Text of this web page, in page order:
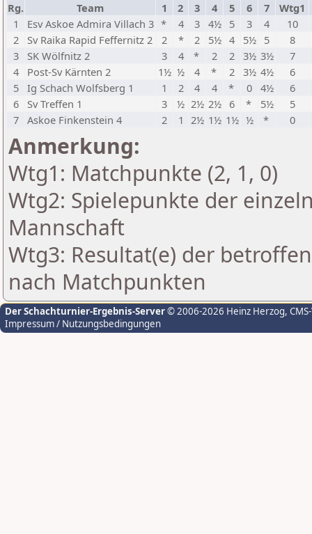
Rg. Team 1 2 3 4 5 6 7 Wtg1
1
Esv Askoe Admira Villach 3 * 4 3 4½ 5 3 4
10
2
Sv Raika Rapid Feffernitz 2 2 * 2 5½ 4 5½ 5
8
3
SK Wölfnitz 2 3 4 * 2 2 3½ 3½
7
4
Post-Sv Kärnten 2 1½ ½ 4 * 2 3½ 4½
6
5 Ig Schach Wolfsberg 1 1 2 4 4 * 0 4½
6
6
Sv Treffen 1 3 ½ 2½ 2½ 6 * 5½
5
7 Askoe Finkenstein 4 2 1 2½ 1½ 1½ ½ * 0
Anmerkung:
Wtg1: Matchpunkte (2, 1, 0)
Wtg2: Spielepunkte der
Mannschaft
Wtg3: Resultat(e) der
nach Matchpunkten
Der Schachturnier-Ergebnis-Server© 2006-2026 Heinz Herzog,
Impressum / Nutzungsbedingungen